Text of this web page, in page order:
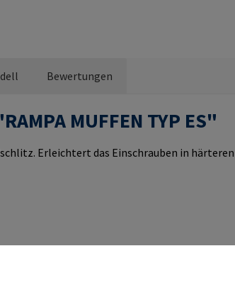
Bewertungen
MUFFEN TYP ES"
Erleichtert das Einschrauben in